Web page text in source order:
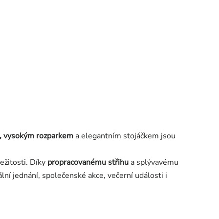
vysokým rozparkem a elegantním stojáčkem jsou
Díky propracovanému střihu a splývavému
jednání, společenské akce, večerní události i